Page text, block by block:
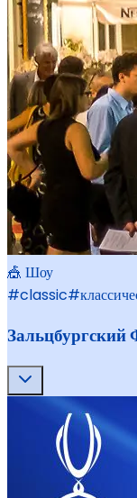
🎪 Шоу
#classic#
Зальцбургский